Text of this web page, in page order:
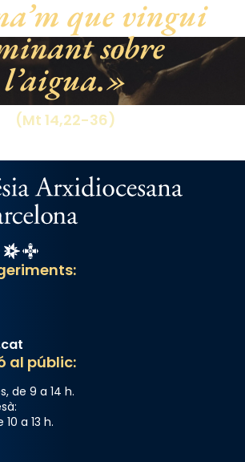
Share
que vingui
sobre
l’aigua.
(Mt 14,22-36)
Radio Estel
Catalunya Cristiana
al públic:
de 9 a 14 h.
a 13 h.